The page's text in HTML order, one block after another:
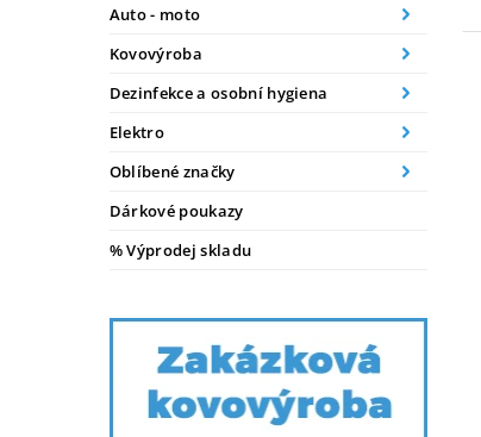
Auto - moto
Kovovýroba
Dezinfekce a osobní hygiena
Elektro
Oblíbené značky
Dárkové poukazy
% Výprodej skladu